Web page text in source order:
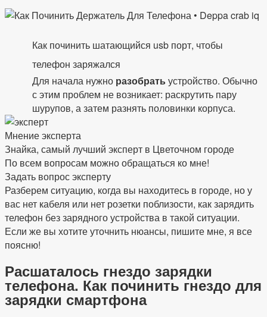
Как починить шатающийся usb порт, чтобы
телефон заряжался
Для начала нужно разобрать устройство. Обычно
с этим проблем не возникает: раскрутить пару
шурупов, а затем разнять половинки корпуса.
Мнение эксперта
Знайка, самый лучший эксперт в Цветочном городе
По всем вопросам можно обращаться ко мне!
Задать вопрос эксперту
Разберем ситуацию, когда вы находитесь в городе, но у
вас нет кабеля или нет розетки поблизости, как зарядить
телефон без зарядного устройства в такой ситуации.
Если же вы хотите уточнить нюансы, пишите мне, я все
поясню!
Расшаталось гнездо зарядки
телефона. Как починить гнездо для
зарядки смартфона